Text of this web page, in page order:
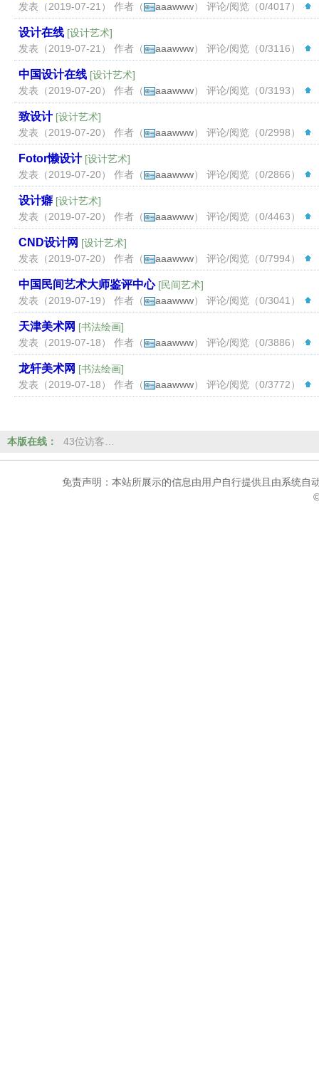
发表（2019-07-21） 作者（
aaawww） 评论/阅览（0/4017）
设计在线 [设计艺术]
发表（2019-07-21） 作者（
aaawww） 评论/阅览（0/3116）
中国设计在线 [设计艺术]
发表（2019-07-20） 作者（
aaawww） 评论/阅览（0/3193）
致设计 [设计艺术]
发表（2019-07-20） 作者（
aaawww） 评论/阅览（0/2998）
Fotor懒设计 [设计艺术]
发表（2019-07-20） 作者（
aaawww） 评论/阅览（0/2866）
设计癖 [设计艺术]
发表（2019-07-20） 作者（
aaawww） 评论/阅览（0/4463）
CND设计网 [设计艺术]
发表（2019-07-20） 作者（
aaawww） 评论/阅览（0/7994）
中国民间艺术大师鉴评中心 [民间艺术]
发表（2019-07-19） 作者（
aaawww） 评论/阅览（0/3041）
天津美术网 [书法绘画]
发表（2019-07-18） 作者（
aaawww） 评论/阅览（0/3886）
龙轩美术网 [书法绘画]
发表（2019-07-18） 作者（
aaawww） 评论/阅览（0/3772）
本版在线： 43位访客…
免责声明：本站所展示的信息由用户自行提供且由系统